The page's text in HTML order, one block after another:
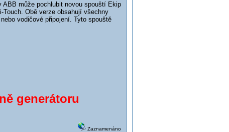
může pochlubit novou spouští Ekip
Obě verze obsahují všechny
vodičové připojení. Tyto spouště
generátoru
Zaznamenáno